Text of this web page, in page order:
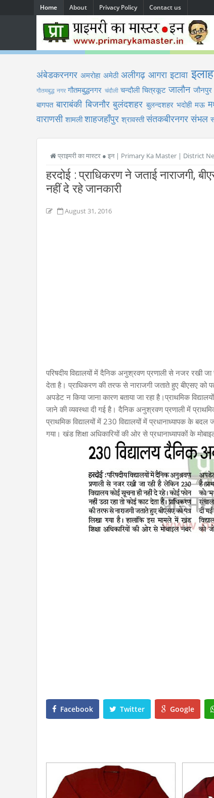
Home About Privacy Policy Contact us
अंबेडकरनगर अमरोहा अमेठी अलीगढ़ आगरा इटावा
गौतमबुद्ध नगर गौतमबुद्धनगर चंदौली चन्दौली चित्रकूट जालौन जौनपुर
बागपत बाराबंकी बिजनौर बुलंदशहर बुलन्दशहर भदोही मऊ
वाराणसी शामली शाहजहाँपुर श्रावस्ती संतकबीरनगर संभल
प्राइमरी का मास्टर ● इन | Primary Ka Master | District
हरदोई : प्राधिकरण ने जताई नाराजगी,
नहीं दे रहे जानकारी
August 31, 2016
परिषदीय विद्यालयों में दैनिक अनुश्रवण प्रणाली से नजर रखी
देता है। प्राधिकरण की तरफ से नाराजगी जताते हुए बीएसए को
अपडेट न किया जाना कारण बताया जा रहा है।प्राथमिक
जाने की व्यवस्था दी गई है। दैनिक अनुश्रवण प्रणाली में
प्राथमिक विद्यालयों में 230 विद्यालयों में प्रधानाध्यापक के
गया। खंड शिक्षा अधिकारियों की ओर से प्रधानाध्यापकों के
Facebook Twitter Google